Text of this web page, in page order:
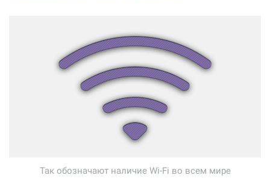
Так обозначают наличие Wi-Fi во всем мире